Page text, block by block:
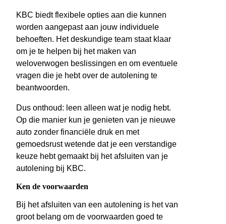
KBC biedt flexibele opties aan die kunnen
worden aangepast aan jouw individuele
behoeften. Het deskundige team staat klaar
om je te helpen bij het maken van
weloverwogen beslissingen en om eventuele
vragen die je hebt over de autolening te
beantwoorden.
Dus onthoud: leen alleen wat je nodig hebt.
Op die manier kun je genieten van je nieuwe
auto zonder financiële druk en met
gemoedsrust wetende dat je een verstandige
keuze hebt gemaakt bij het afsluiten van je
autolening bij KBC.
Ken de voorwaarden
Bij het afsluiten van een autolening is het van
groot belang om de voorwaarden goed te